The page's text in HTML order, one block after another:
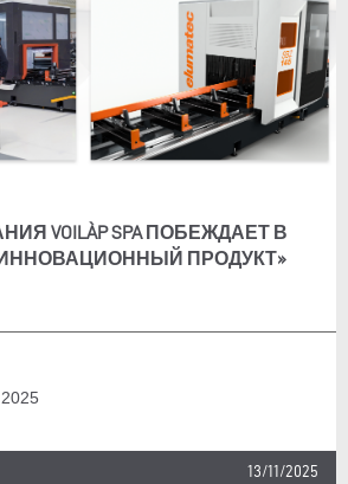
VOILÀP SPA ПОБЕЖДАЕТ В
ПРОДУКТ»
13/11/2025